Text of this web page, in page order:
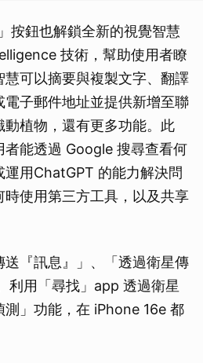
按鈕也解鎖全新的視覺智慧
技術，幫助使用者瞭
可以摘要與複製文字、翻譯
子郵件地址並提供新增至聯
植物，還有更多功能。此
者能透過 Google 搜尋查看何
運用ChatGPT 的能力解決問
使用第三方工具，以及共享
『訊息』」、「透過衛星傳
利用「尋找」app 透過衛星
」功能，在 iPhone 16e 都